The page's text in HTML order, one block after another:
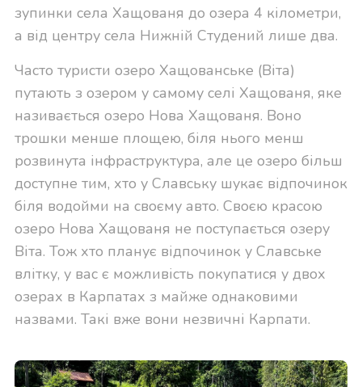
зупинки села Хащованя до озера 4 кілометри,
а від центру села Нижній Студений лише два.
Часто туристи озеро Хащованське (Віта)
путають з озером у самому селі Хащованя, яке
називається озеро Нова Хащованя. Воно
трошки менше площею, біля нього менш
розвинута інфраструктура, але це озеро більш
доступне тим, хто у Славську шукає відпочинок
біля водойми на своєму авто. Своєю красою
озеро Нова Хащованя не поступається озеру
Віта. Тож хто планує відпочинок у Славське
влітку, у вас є можливість покупатися у двох
озерах в Карпатах з майже однаковими
назвами. Такі вже вони незвичні Карпати.